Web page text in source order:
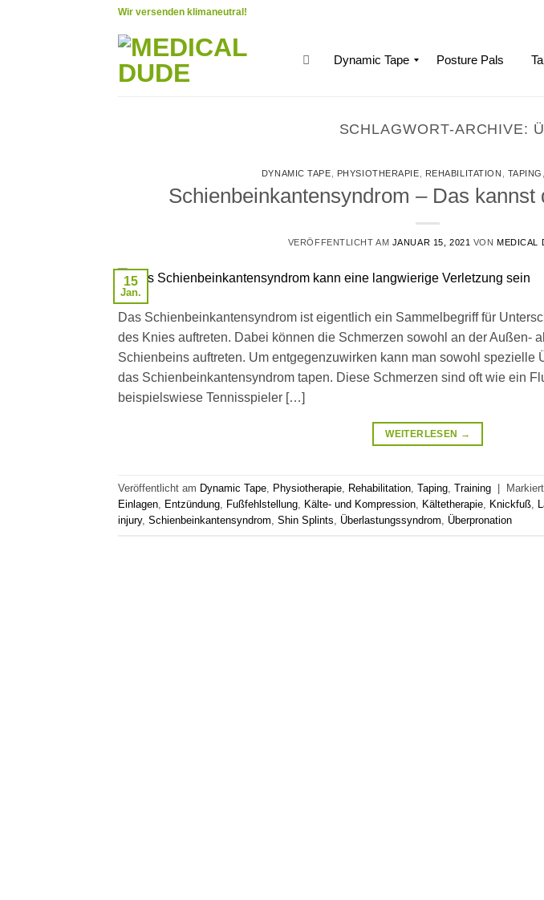
Wir versenden klimaneutral!
Dynamic Tape Posture Pals
SCHLAGWORT-ARCHIVE:
DYNAMIC TAPE PHYSIOTHERAPIE REHABILITATION TAPING
Schienbeinkantensyndrom – Das kannst
VERÖFFENTLICHT AM JANUAR 15, 2021 VONMEDICAL
15
Jan.
Das Schienbeinkantensyndrom ist eigentlich ein Sammelbegriff für
des Knies auftreten. Dabei können die Schmerzen sowohl an der Außen-
Schienbeins auftreten. Um entgegenzuwirken kann man sowohl spezielle
das Schienbeinkantensyndrom tapen. Diese Schmerzen sind oft wie ein
beispielswiese Tennisspieler […]
WEITERLESEN →
Veröffentlicht am Dynamic Tape, Physiotherapie, Rehabilitation, Taping, Training Markiert
Einlagen, Entzündung, Fußfehlstellung, Kälte- und Kompression, Kältetherapie, Knickfuß,
injury, Schienbeinkantensyndrom, Shin Splints, Überlastungssyndrom, Überpronation